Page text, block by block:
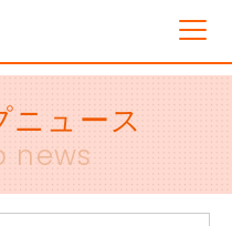
ニュース
news